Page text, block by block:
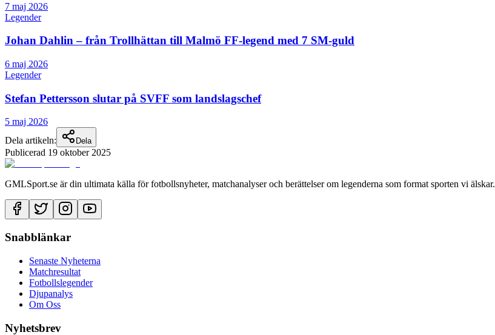
7 maj 2026
Legender
Johan Dahlin – från Trollhättan till Malmö FF-legend med 7 SM-guld
6 maj 2026
Legender
Stefan Pettersson slutar på SVFF som landslagschef
5 maj 2026
Dela artikeln:
Dela
Publicerad 19 oktober 2025
GMLSport.se är din ultimata källa för fotbollsnyheter, matchanalyser och berättelser om legenderna som format sporten vi älskar.
Snabblänkar
Senaste Nyheterna
Matchresultat
Fotbollslegender
Djupanalys
Om Oss
Nyhetsbrev